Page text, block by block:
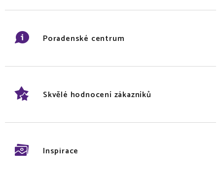
Poradenské centrum
Skvělé hodnocení zákazníků
Inspirace